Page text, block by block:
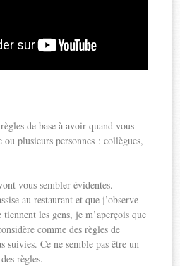
de base à avoir quand vous
ou plusieurs personnes : collègues,
vous sembler évidentes.
au restaurant et que j’observe
les gens, je m’aperçois que
comme des règles de
suivies. Ce ne semble pas être un
règles.